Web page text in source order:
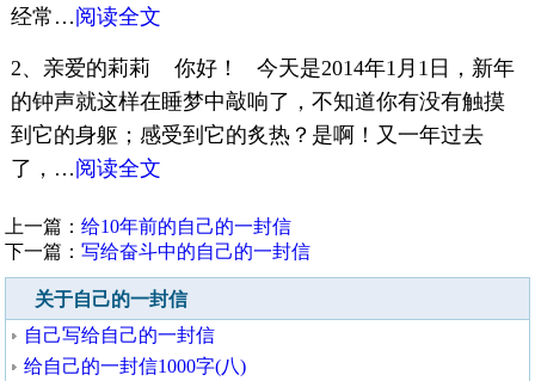
经常…阅读全文
2、亲爱的莉莉 你好！ 今天是2014年1月1日，新年
的钟声就这样在睡梦中敲响了，不知道你有没有触摸
到它的身躯；感受到它的炙热？是啊！又一年过去
了，…阅读全文
上一篇：给10年前的自己的一封信
下一篇：写给奋斗中的自己的一封信
关于自己的一封信
自己写给自己的一封信
给自己的一封信1000字(八)